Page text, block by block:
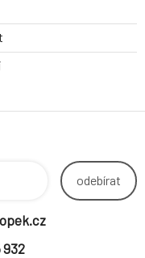
odebírat
932